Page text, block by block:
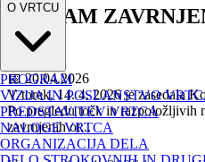
O VRTCU
PROGRAM
VIZIJA IN POSLANSTVO
PREDSTAVITEV VRTCA
NALOGE VRTCA
ORGANIZACIJA DELA
SEZNAM
2027
📅 20.04.2026
V torek, 14. 4. 2026 je zasedala
Po pregledu točk in razpoložljivih
zavrnjenih ot...